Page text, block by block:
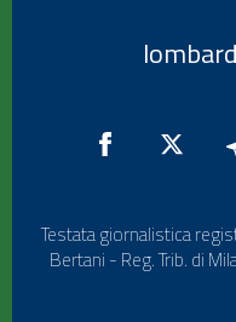
Testata giornalistica
Bertani - Reg. Trib. di